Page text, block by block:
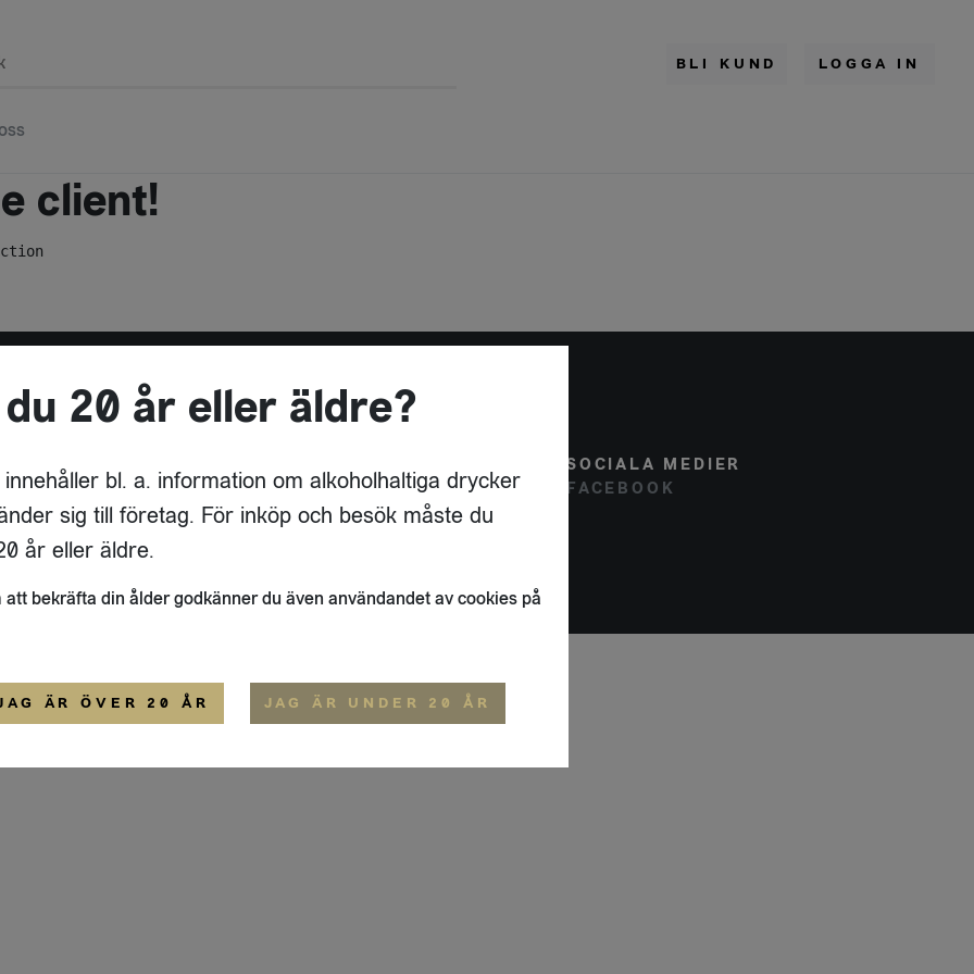
BLI KUND LOGGA IN
client!
64 D
ÖSTERSUND
SOCIALA MEDIER
FACEBOOK
20 år eller äldre?
innehåller bl. a. information om alkoholhaltiga drycker
sig till företag. För inköp och besök måste du
år eller äldre.
att bekräfta din ålder godkänner du även användandet av cookies på
ÄR ÖVER 20 ÅR JAG ÄR UNDER 20 ÅR